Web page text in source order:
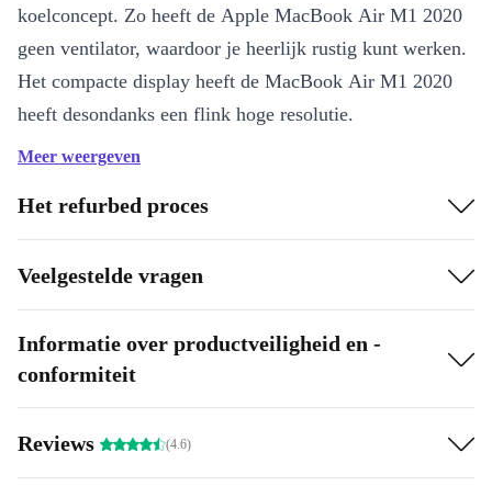
koelconcept. Zo heeft de Apple MacBook Air M1 2020
geen ventilator, waardoor je heerlijk rustig kunt werken.
Het compacte display heeft de MacBook Air M1 2020
heeft desondanks een flink hoge resolutie.
Bijzonder compact
Zeer lange accuduur mogelijk
Meer weergeven
Het refurbed proces
Veelgestelde vragen
Informatie over productveiligheid en -
conformiteit
Reviews (4.6)